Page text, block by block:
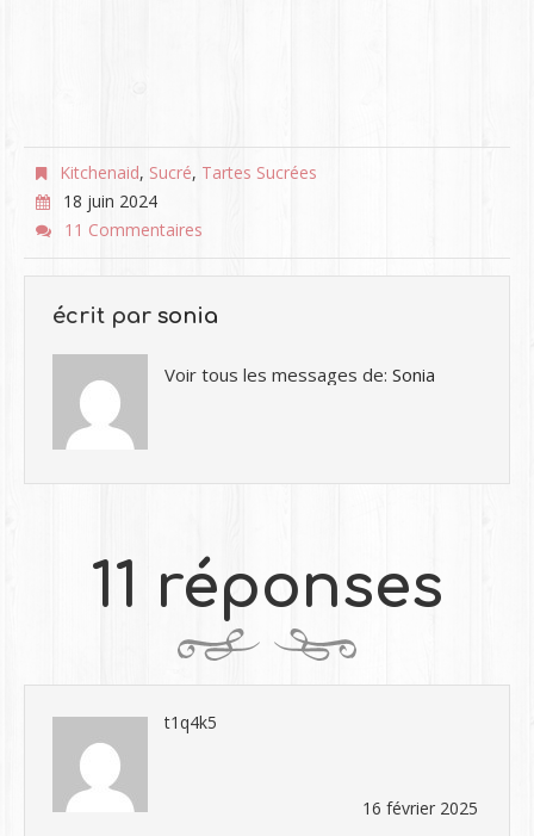
Kitchenaid, Sucré, Tartes Sucrées
18 juin 2024
11 Commentaires
écrit par sonia
Voir tous les messages de: Sonia
11 réponses
t1q4k5
16 février 2025